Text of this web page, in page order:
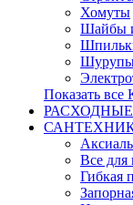
Хомуты
Шайбы
Показать
Все для
Гибкая